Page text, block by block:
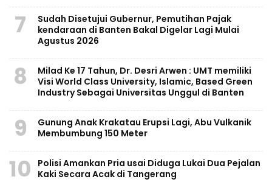
7
Sudah Disetujui Gubernur, Pemutihan Pajak
kendaraan di Banten Bakal Digelar Lagi Mulai
Agustus 2026
8
Milad Ke 17 Tahun, Dr. Desri Arwen : UMT memiliki
Visi World Class University, Islamic, Based Green
Industry Sebagai Universitas Unggul di Banten
9
Gunung Anak Krakatau Erupsi Lagi, Abu Vulkanik
Membumbung 150 Meter
10
Polisi Amankan Pria usai Diduga Lukai Dua Pejalan
Kaki Secara Acak di Tangerang